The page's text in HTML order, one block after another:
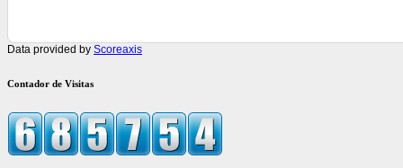
Data provided by Scoreaxis
Contador de Visitas